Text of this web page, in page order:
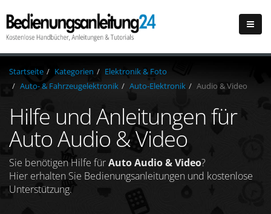
Startseite Kategorien
Elektronik & Foto
Auto- & Fahrzeugelektronik
Auto-Elektronik Audio & Video
Hilfe und Anleitungen für
Auto Audio & Video
Sie benötigen Hilfe fürAuto Audio & Video?
Hier erhalten Sie Bedienungsanleitungen und kostenlose
Unterstützung.